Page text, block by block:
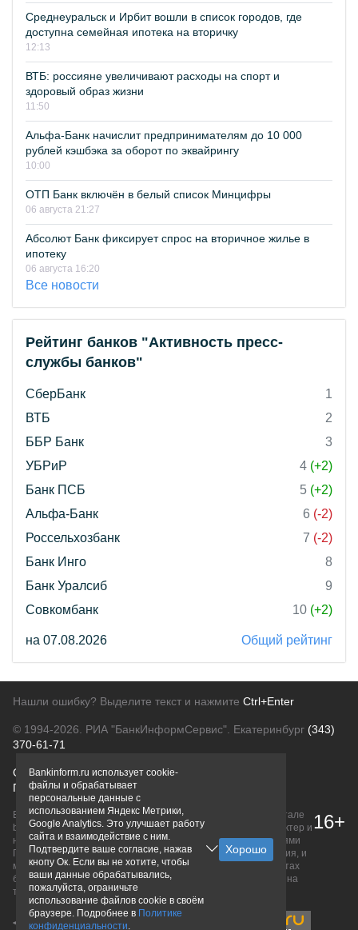
Среднеуральск и Ирбит вошли в список городов, где
доступна семейная ипотека на вторичку
12:13
ВТБ: россияне увеличивают расходы на спорт и
здоровый образ жизни
11:50
Альфа-Банк начислит предпринимателям до 10 000
рублей кэшбэка за оборот по эквайрингу
10:00
ОТП Банк включён в белый список Минцифры
06 августа 21:27
Абсолют Банк фиксирует спрос на вторичное жилье в
ипотеку
06 августа 16:20
Все новости
Рейтинг банков "Активность пресс-
службы банков"
СберБанк
1
ВТБ
2
ББР Банк
3
УБРиР
4 (+2)
Банк ПСБ
5 (+2)
Альфа-Банк
6 (-2)
Россельхозбанк
7 (-2)
Банк Инго
8
Банк Уралсиб
9
Совкомбанк
10 (+2)
на 07.08.2026 Общий рейтинг
Нашли ошибку? Выделите текст и нажмите Ctrl+Enter
© 1994-2026. РИА "БанкИнформСервис". Екатеринбург (343)
370-61-71
О проектеПолитика конфиденциальности
Правовая информацияДля рекламодателей
Вся информация о продуктах банков, размещенная на портале
bankinform.ru, носит исключительно ознакомительный характер и
не является публичной офертой, определяемой положениями
ГК РФ. Информация не содержит точного и полного описания, и
может быть изменена. Конечные условия уточняйте на сайтах
банков или при личном обращении. Исключительное право на
товарные знаки принадлежит их правообладателям.
16+
Bankinform.ru использует cookie-
файлы и обрабатывает
персональные данные с
использованием Яндекс Метрики,
Google Analytics. Это улучшает работу
сайта и взаимодействие с ним.
Подтвердите ваше согласие, нажав
кнопу Ок. Если вы не хотите, чтобы
ваши данные обрабатывались,
пожалуйста, ограничьте
использование файлов cookie в своём
браузере. Подробнее в Политике
конфиденциальности.